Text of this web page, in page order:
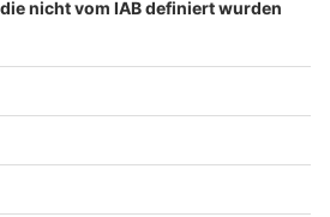
sind aber die weibliche und andere Formen
mitgemeint.